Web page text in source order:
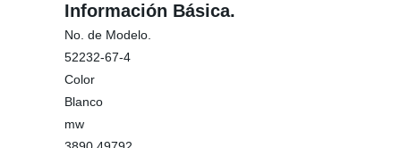
Información Básica.
No. de Modelo.
52232-67-4
Color
Blanco
mw